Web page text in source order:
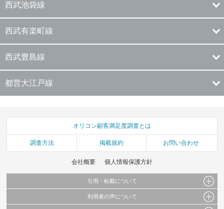
西武池袋線
西武有楽町線
西武豊島線
都営大江戸線
オリコン顧客満足度調査とは
調査方法 掲載規約 お問い合わせ
会社概要 個人情報保護方針
引用・転載について
当サイトで公開されている情報（文字、写真、イラスト、画像データ等）及びこれらの配
利用者の声について